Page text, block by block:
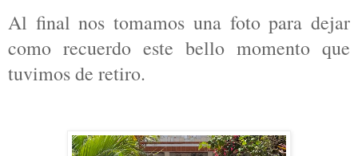
Al final nos tomamos una foto para dejar
como recuerdo este bello momento que
tuvimos de retiro.